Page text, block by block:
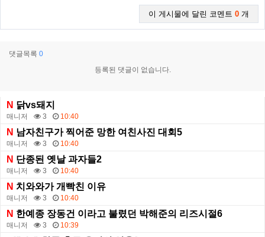
이 게시물에 달린 코멘트 0 개
댓글목록 0
등록된 댓글이 없습니다.
N 닭vs돼지
매니저 3 10:40
N 남자친구가 찍어준 망한 여친사진 대회5
매니저 3 10:40
N 단종된 옛날 과자들2
매니저 3 10:40
N 치와와가 개빡친 이유
매니저 3 10:40
N 한예종 장동건 이라고 불렸던 박해준의 리즈시절6
매니저 3 10:39